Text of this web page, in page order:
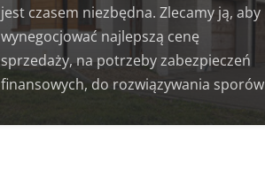
jest czasem niezbędna. Zlecamy ją, aby
wynegocjować najlepszą cenę
sprzedaży, na potrzeby zabezpieczeń
finansowych, do rozwiązywania sporów